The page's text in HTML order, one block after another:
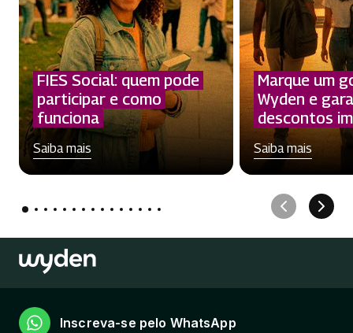
FIES Social: quem pode
participar e como
funciona
Saiba mais
Marque um
Wyden e
descontos
Saiba mais
Inscreva-se pelo WhatsApp